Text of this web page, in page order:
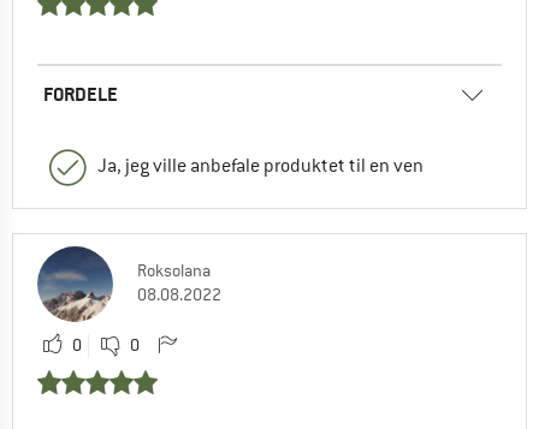
FORDELE
Ja, jeg ville anbefale produktet til en ven
Roksolana
08.08.2022
0 0